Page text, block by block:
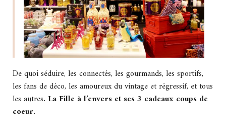
De quoi séduire, les connectés, les gourmands, les sportifs,
les fans de déco, les amoureux du vintage et régressif, et tous
les autres. La Fille à l’envers et ses 3 cadeaux coups de
coeur.